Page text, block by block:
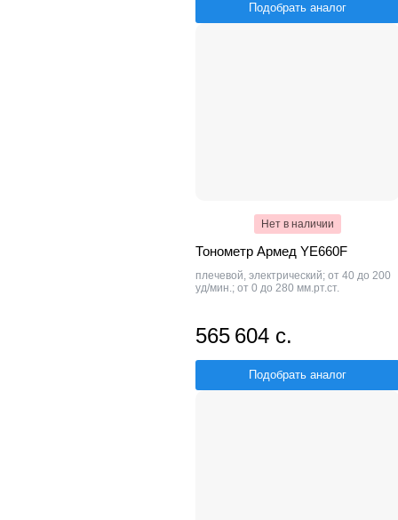
Подобрать аналог
Нет в наличии
Тонометр Армед YE660F
плечевой, электрический; от 40 до 200
уд/мин.; от 0 до 280 мм.рт.ст.
565 604 с.
Подобрать аналог